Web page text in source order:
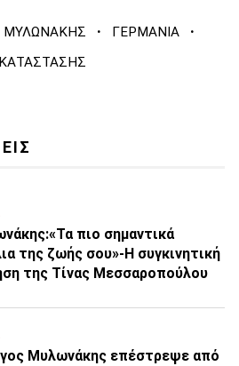
ΜΥΛΩΝΑΚΗΣ · ΓΕΡΜΑΝΙΑ ·
πιο σημαντικά
της ζωής σου»-Η συγκινητική
της Τίνας Μεσσαροπούλου
Μυλωνάκης επέστρεψε από